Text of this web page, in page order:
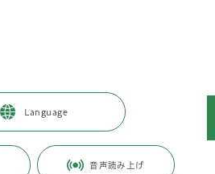
Language
音声読み上げ
報 > まちづくり・交通・建設
業計画説明会・事業認可説明会等
ページ番号：J005349